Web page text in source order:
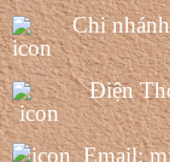
Chi
Điện
Email: